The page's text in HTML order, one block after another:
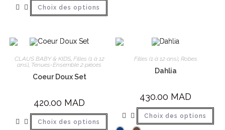
Choix des options
CLAUS BABY & KIDS, Filles (1 à 12
ans), Tenues-Ensemble 2 pièces
Coeur Doux Set
420.00 MAD
Choix des options
Filles (1 à 12 ans), Robes
Dahlia
430.00 MAD
Choix des options